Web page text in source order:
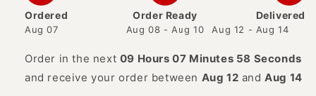
Ordered
Aug 07
Order Ready
Aug 08 - Aug 10
Delivered
Aug 12 - Aug 14
Order in the next 09 Hours 07 Minutes 58 Seconds
and receive your order between Aug 12 andAug 14